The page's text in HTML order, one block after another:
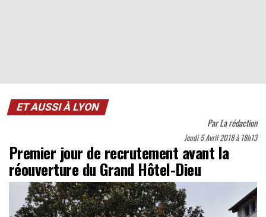
ET AUSSI À LYON
ParLa rédaction
Jeudi 5 Avril 2018 à 18h13
Premier jour de recrutement avant la
réouverture du Grand Hôtel-Dieu